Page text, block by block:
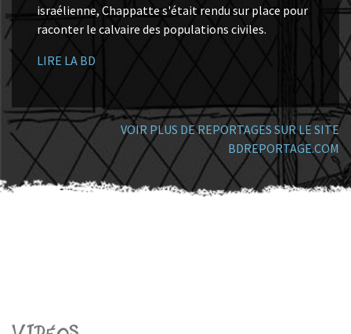
israélienne, Chappatte s'était rendu sur place pour
raconter le calvaire des populations civiles.
LIRE LA BD
VOIR PLUS DE REPORTAGES SUR LE SITE
BDREPORTAGE.COM